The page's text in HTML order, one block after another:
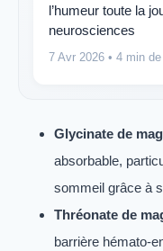
l’humeur toute la
neurosciences
7 Avr 2026 • 4 min
Glycinate de
absorbable,
sommeil grâce à
Thréonate de
barrière hémato-